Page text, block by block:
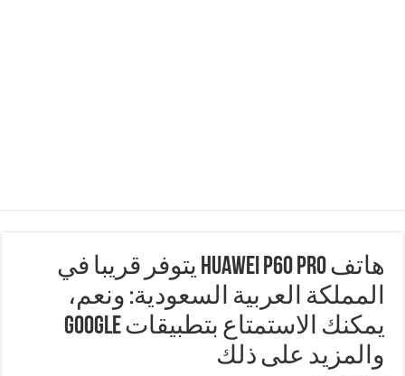
هاتف HUAWEI P60 Pro يتوفر قريبا في
المملكة العربية السعودية: ونعم،
يمكنك الاستمتاع بتطبيقات Google
والمزيد على ذلك